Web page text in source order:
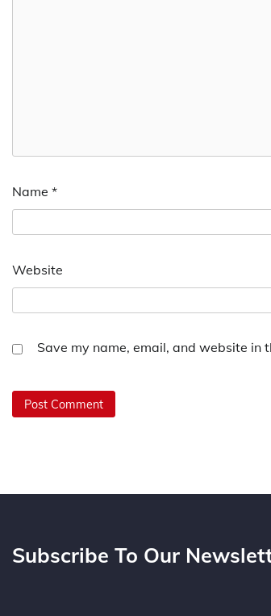
Name *
Website
Save my name, email, and website in
Subscribe To Our